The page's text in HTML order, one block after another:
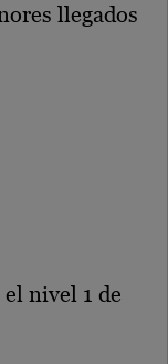
llegados
nivel 1 de